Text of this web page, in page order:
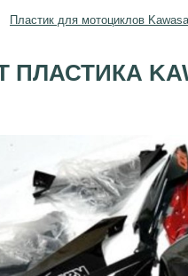
Пластик для мотоциклов